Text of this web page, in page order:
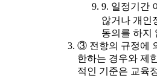
9. 일정기간
않거나 개인
동의를 하지
③ 전항의 규정에
한하는 경우와 제
적인 기준은 교육